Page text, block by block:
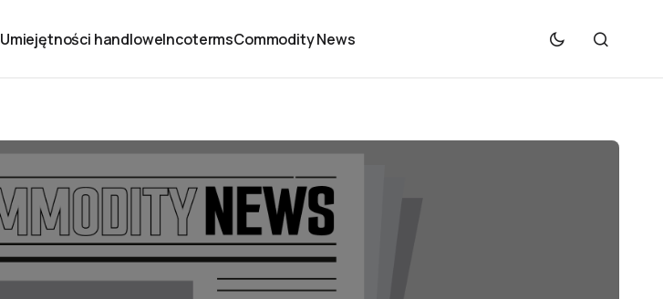
Umiejętności handloweIncotermsCommodity News